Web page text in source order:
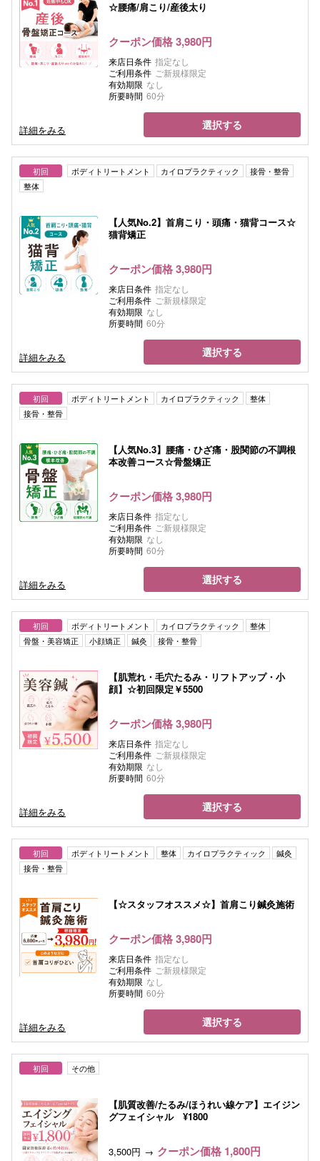
☆腰痛/肩こり/産後太り
クーポン価格 3,980円
来店日条件 指定なし
ご利用条件 ご新規様限定
有効期限 なし
所要時間 60分
詳細をみる 選択する
初回 ボディトリートメント カイロプラクティック
接骨・整骨
整体
【人気No.2】首肩こり・頭痛・猫背コース☆
猫背矯正
クーポン価格 3,980円
来店日条件 指定なし
ご利用条件 ご新規様限定
有効期限 なし
所要時間 60分
詳細をみる 選択する
初回 ボディトリートメント カイロプラクティック
整体
接骨・整骨
【人気No.3】腰痛・ひざ痛・股関節の不調根
本改善コース☆骨盤矯正
クーポン価格 3,980円
来店日条件 指定なし
ご利用条件 ご新規様限定
有効期限 なし
所要時間 60分
詳細をみる 選択する
初回 ボディトリートメント カイロプラクティック
整体
骨盤・美容矯正
小顔矯正 鍼灸 接骨・整骨
【肌荒れ・毛穴たるみ・リフトアップ・小
顔】☆初回限定￥5500
クーポン価格 3,980円
来店日条件 指定なし
ご利用条件 ご新規様限定
有効期限 なし
所要時間 60分
詳細をみる 選択する
初回 ボディトリートメント 整体 カイロプラクティック
鍼灸
接骨・整骨
【☆スタッフオススメ☆】首肩こり鍼灸施術
クーポン価格 3,980円
来店日条件 指定なし
ご利用条件 ご新規様限定
有効期限 なし
所要時間 60分
詳細をみる 選択する
初回 その他
【肌質改善/たるみ/ほうれい線ケア】エイジン
グフェイシャル ¥1800
3,500円 クーポン価格 1,800円